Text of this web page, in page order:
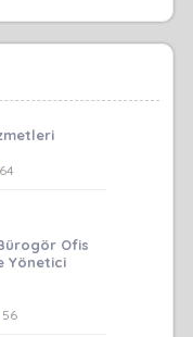
64
Ofis
Yönetici
56